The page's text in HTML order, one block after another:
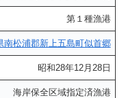
第１種漁港
南松浦郡新上五島町似首郷
昭和28年12月28日
海岸保全区域指定済漁港